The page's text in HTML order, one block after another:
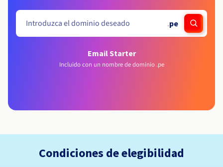
.pe
Email Starter
Incluido con un nombre de dominio .pe
Condiciones de elegibilidad